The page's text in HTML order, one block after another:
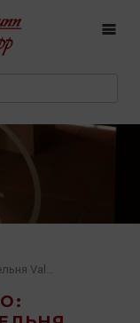
Рибера-дель-Дуэро: испанская винодельня Valdubón